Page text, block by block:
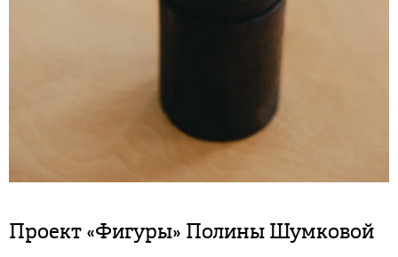
Проект «Фигуры» Полины Шумковой